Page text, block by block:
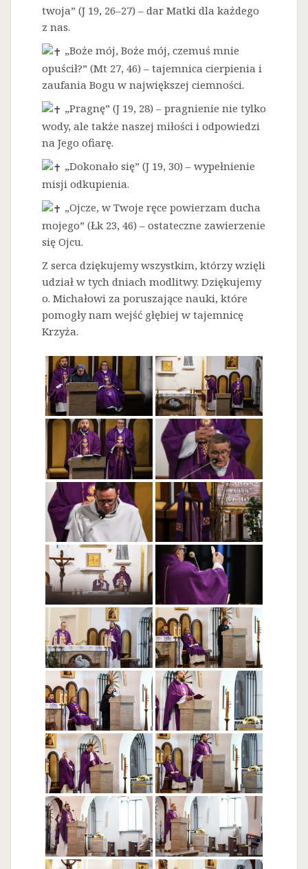
twoja” (J 19, 26–27) – dar Matki dla każdego
z nas.
„Boże mój, Boże mój, czemuś mnie
opuścił?” (Mt 27, 46) – tajemnica cierpienia i
zaufania Bogu w największej ciemności.
„Pragnę” (J 19, 28) – pragnienie nie tylko
wody, ale także naszej miłości i odpowiedzi
na Jego ofiarę.
„Dokonało się” (J 19, 30) – wypełnienie
misji odkupienia.
„Ojcze, w Twoje ręce powierzam ducha
mojego” (Łk 23, 46) – ostateczne zawierzenie
się Ojcu.
Z serca dziękujemy wszystkim, którzy wzięli
udział w tych dniach modlitwy. Dziękujemy
o. Michałowi za poruszające nauki, które
pomogły nam wejść głębiej w tajemnicę
Krzyża.